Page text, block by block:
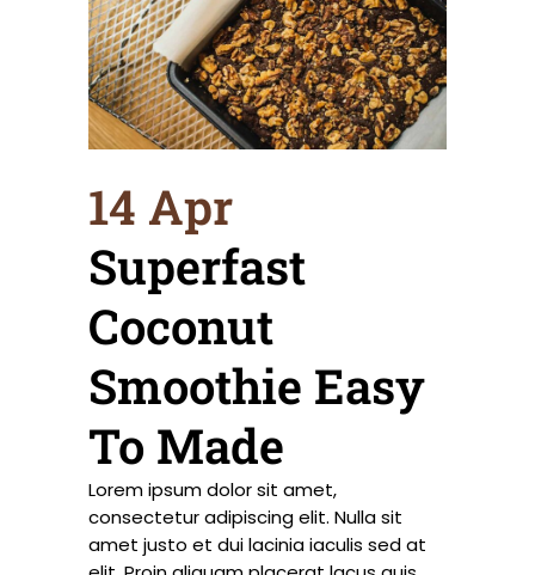
14 Apr
Superfast
Coconut
Smoothie Easy
To Made
Lorem ipsum dolor sit amet,
consectetur adipiscing elit. Nulla sit
amet justo et dui lacinia iaculis sed at